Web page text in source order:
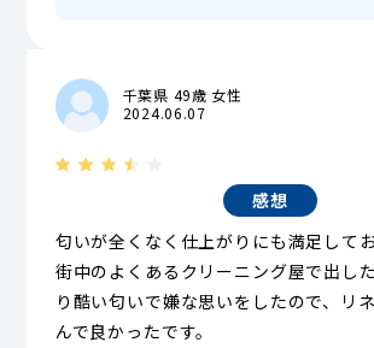
千葉県 49歳 女性
2024.06.07
感想
匂いが全くなく仕上がりにも満足して
街中のよくあるクリーニング屋で出し
り酷い匂いで嫌な思いをしたので、リ
んで良かったです。